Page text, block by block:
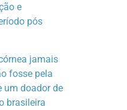
e
pós
jamais
fosse pela
um doador de
brasileira